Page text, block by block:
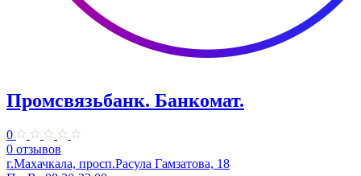
Промсвязьбанк. ​Банкомат.
0
0 отзывов
г.Махачкала, просп.Расула Гамзатова, 18